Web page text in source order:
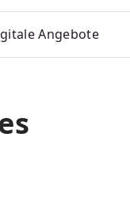
Angebote